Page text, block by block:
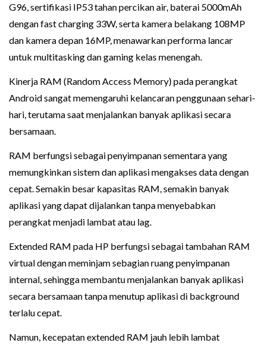
G96, sertifikasi IP53 tahan percikan air, baterai 5000mAh
dengan fast charging 33W, serta kamera belakang 108MP
dan kamera depan 16MP, menawarkan performa lancar
untuk multitasking dan gaming kelas menengah.
Kinerja RAM (Random Access Memory) pada perangkat
Android sangat memengaruhi kelancaran penggunaan sehari-
hari, terutama saat menjalankan banyak aplikasi secara
bersamaan.
RAM berfungsi sebagai penyimpanan sementara yang
memungkinkan sistem dan aplikasi mengakses data dengan
cepat. Semakin besar kapasitas RAM, semakin banyak
aplikasi yang dapat dijalankan tanpa menyebabkan
perangkat menjadi lambat atau lag.
Extended RAM pada HP berfungsi sebagai tambahan RAM
virtual dengan meminjam sebagian ruang penyimpanan
internal, sehingga membantu menjalankan banyak aplikasi
secara bersamaan tanpa menutup aplikasi di background
terlalu cepat.
Namun, kecepatan extended RAM jauh lebih lambat